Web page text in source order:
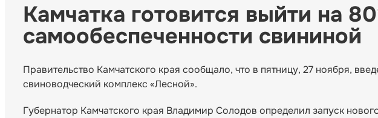
Камчатка готовится выйти на
самообеспеченности свининой
Правительство Камчатского края сообщало, что в пятницу, 27 ноября,
свиноводческий комплекс «Лесной».
Губернатор Камчатского края Владимир Солодов определил запуск